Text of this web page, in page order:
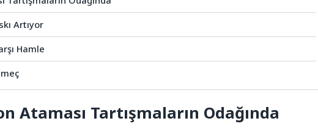
Artıyor
Hamle
Ataması Tartışmaların Odağında